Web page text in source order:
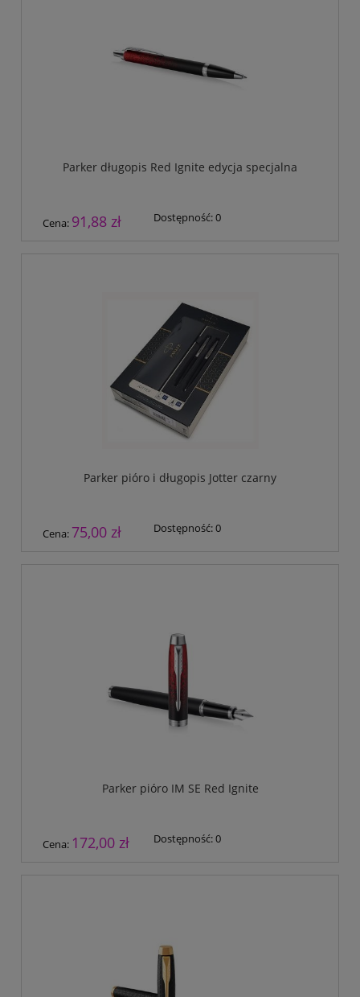
Parker długopis Red Ignite edycja specjalna
Cena: 91,88 zł Dostępność:0
Parker pióro i długopis Jotter czarny
Cena: 75,00 zł Dostępność:0
Parker pióro IM SE Red Ignite
Cena: 172,00 zł Dostępność:0